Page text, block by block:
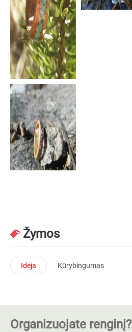
Žymos
Idėja Kūrybingumas
Organizuojate renginį?